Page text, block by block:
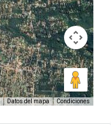
Datos del mapa Condiciones